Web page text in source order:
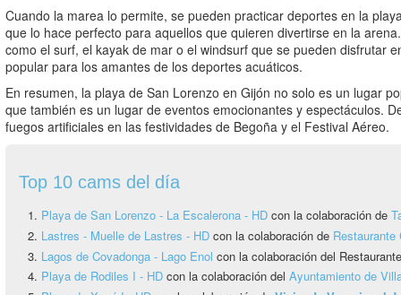
Cuando la marea lo permite, se pueden practicar deportes en la
que lo hace perfecto para aquellos que quieren divertirse en la
como el surf, el kayak de mar o el windsurf que se pueden disfrutar
popular para los amantes de los deportes acuáticos.
En resumen, la playa de San Lorenzo en Gijón no solo es un lugar
que también es un lugar de eventos emocionantes y espectáculos.
fuegos artificiales en las festividades de Begoña y el Festival Aéreo.
Top 10 cams del día
Playa de San Lorenzo - La Escalerona - HD con la colaboración de
Lastres - Muelle de Lastres - HD con la colaboración de
Lagos de Covadonga - Lago Enol con la colaboración del
Playa de Rodiles I - HD con la colaboración del Ayuntamiento de